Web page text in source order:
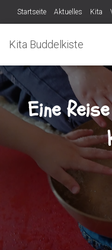
Startseite Aktuelles Kita
Kita Buddelkiste
Eine